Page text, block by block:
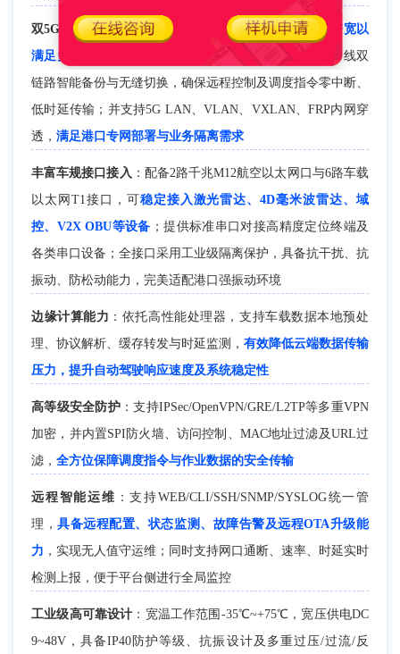
双5G高可靠通信：支持双5G双模并发接入，提供超大带宽以
满足多路激光雷达与高清视频实时回传
；同时支持5G/有线双
链路智能备份与无缝切换，确保远程控制及调度指令零中断、
低时延传输；并支持5G LAN、VLAN、VXLAN、FRP内网穿
透， 满足港口专网部署与业务隔离需求
丰富车规接口接入 ：配备2路千兆M12航空以太网口与6路车载
以太网T1接口，可稳定接入激光雷达、4D毫米波雷达、域
控、V2X OBU等设备 ；提供标准串口对接高精度定位终端及
各类串口设备；全接口采用工业级隔离保护，具备抗干扰、抗
振动、防松动能力，完美适配港口强振动环境
边缘计算能力 ：依托高性能处理器，支持车载数据本地预处
理、协议解析、缓存转发与时延监测， 有效降低云端数据传输
压力，提升自动驾驶响应速度及系统稳定性
高等级安全防护 ：支持IPSec/OpenVPN/GRE/L2TP等多重VPN
加密，并内置SPI防火墙、访问控制、MAC地址过滤及URL过
滤， 全方位保障调度指令与作业数据的安全传输
远程智能运维 ：支持WEB/CLI/SSH/SNMP/SYSLOG统一管
理，具备远程配置、状态监测、故障告警及远程OTA升级能
力 ，实现无人值守运维；同时支持网口通断、速率、时延实时
检测上报，便于平台侧进行全局监控
工业级高可靠设计 ：宽温工作范围-35℃~+75℃，宽压供电DC
9~48V，具备IP40防护等级、抗振设计及多重过压/过流/反